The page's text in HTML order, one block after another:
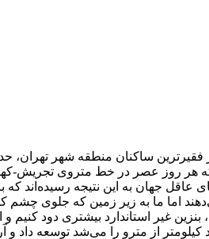
رانده شده اند اما همچنان در تهران شاغل اند، بر اساس نتایج مطالعات مجموعه شهری
هر روز عصر در خط متروی تجریش-
جهان به این نتیجه رسیده‌اند که
اما ما به زیر زمین که جلوی
غیر استاندارد بیشتری دود
از مترو را می‌شد توسعه داد و